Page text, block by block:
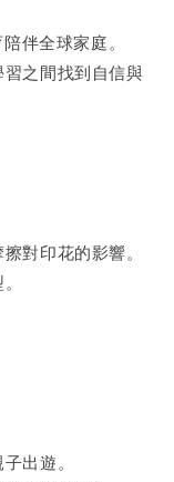
伴全球家庭。
之間找到自信與
對印花的影響。
出遊。